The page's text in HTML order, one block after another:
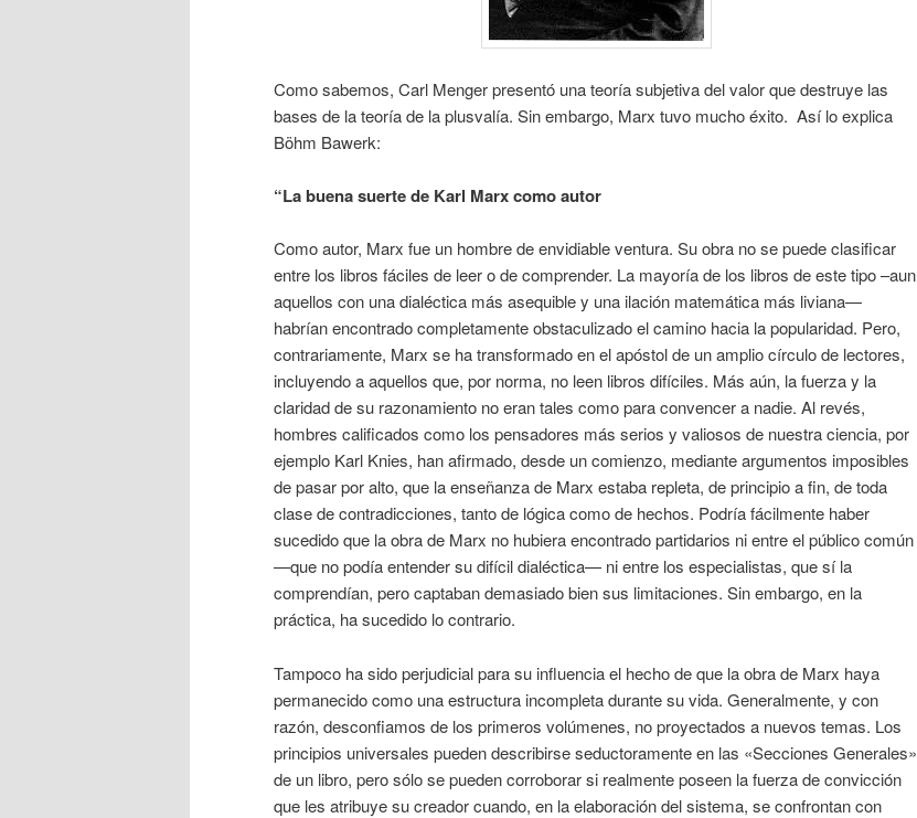
Como sabemos, Carl Menger presentó una teoría subjetiva del valor que destruye las
bases de la teoría de la plusvalía. Sin embargo, Marx tuvo mucho éxito. Así lo explica
Böhm Bawerk:
“La buena suerte de Karl Marx como autor
Como autor, Marx fue un hombre de envidiable ventura. Su obra no se puede clasificar
entre los libros fáciles de leer o de comprender. La mayoría de los libros de este tipo –aun
aquellos con una dialéctica más asequible y una ilación matemática más liviana—
habrían encontrado completamente obstaculizado el camino hacia la popularidad. Pero,
contrariamente, Marx se ha transformado en el apóstol de un amplio círculo de lectores,
incluyendo a aquellos que, por norma, no leen libros difíciles. Más aún, la fuerza y la
claridad de su razonamiento no eran tales como para convencer a nadie. Al revés,
hombres calificados como los pensadores más serios y valiosos de nuestra ciencia, por
ejemplo Karl Knies, han afirmado, desde un comienzo, mediante argumentos imposibles
de pasar por alto, que la enseñanza de Marx estaba repleta, de principio a fin, de toda
clase de contradicciones, tanto de lógica como de hechos. Podría fácilmente haber
sucedido que la obra de Marx no hubiera encontrado partidarios ni entre el público común
—que no podía entender su difícil dialéctica— ni entre los especialistas, que sí la
comprendían, pero captaban demasiado bien sus limitaciones. Sin embargo, en la
práctica, ha sucedido lo contrario.
Tampoco ha sido perjudicial para su influencia el hecho de que la obra de Marx haya
permanecido como una estructura incompleta durante su vida. Generalmente, y con
razón, desconfiamos de los primeros volúmenes, no proyectados a nuevos temas. Los
principios universales pueden describirse seductoramente en las «Secciones Generales»
de un libro, pero sólo se pueden corroborar si realmente poseen la fuerza de convicción
que les atribuye su creador cuando, en la elaboración del sistema, se confrontan con